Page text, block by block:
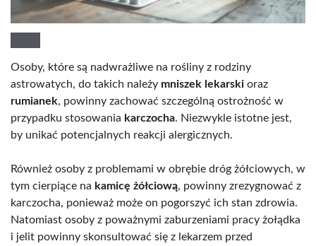
Osoby, które są nadwrażliwe na rośliny z rodziny
astrowatych, do takich należy mniszek lekarski oraz
rumianek, powinny zachować szczególną ostrożność w
przypadku stosowania karczocha. Niezwykle istotne jest,
by unikać potencjalnych reakcji alergicznych.
Również osoby z problemami w obrębie dróg żółciowych, w
tym cierpiące na kamicę żółciową, powinny zrezygnować z
karczocha, ponieważ może on pogorszyć ich stan zdrowia.
Natomiast osoby z poważnymi zaburzeniami pracy żołądka
i jelit powinny skonsultować się z lekarzem przed